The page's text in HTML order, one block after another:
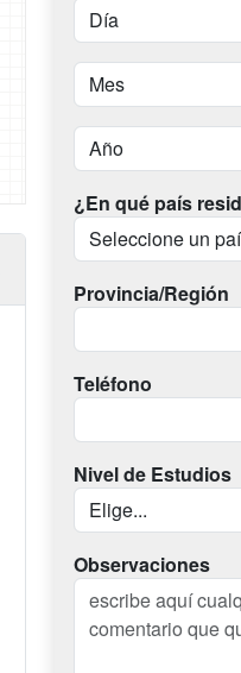
¿En qué país
Provincia/Región
Teléfono
Nivel de Estudios
Observaciones